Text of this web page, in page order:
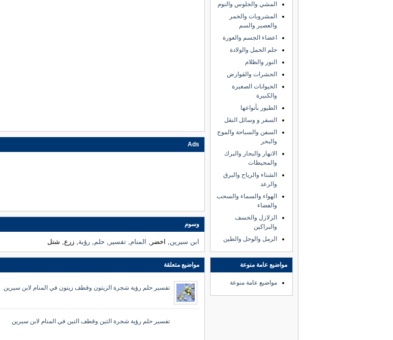
Ads
وسوم
ابن سيرين , اخضر, المنام تفسير حلم رؤية , زرع, شتل
مواضيع متعلقة
تفسير حلم رؤية شجرة الزيتون وقطف زيتون في المنام لابن سيرين
تفسير حلم رؤية شجرة التين وقطف التين في المنام لابن سيرين
المشي والجلوس والنوم
المشروبات والخمر
والعصير والسم
اعضاء الجسم والعورة
حلم الحمل والولادة
النور والظلام
الحشرات والقوارض
الحيوانات الصغيرة
والكبيرة
الطيور بأنواعها
السفر و وسائل النقل
السفن والسباحة والموج
والبحر
الانهار والبحار والبرك
والمحيطات
الشتاء والرياح والبرق
والرعد
الهواء والسماء والسحب
والفضاء
الزلازل والخسف
والبراكين
الرمل والوحل والطين
مواضيع عامة منوعة
مواضيع عامة منوعة